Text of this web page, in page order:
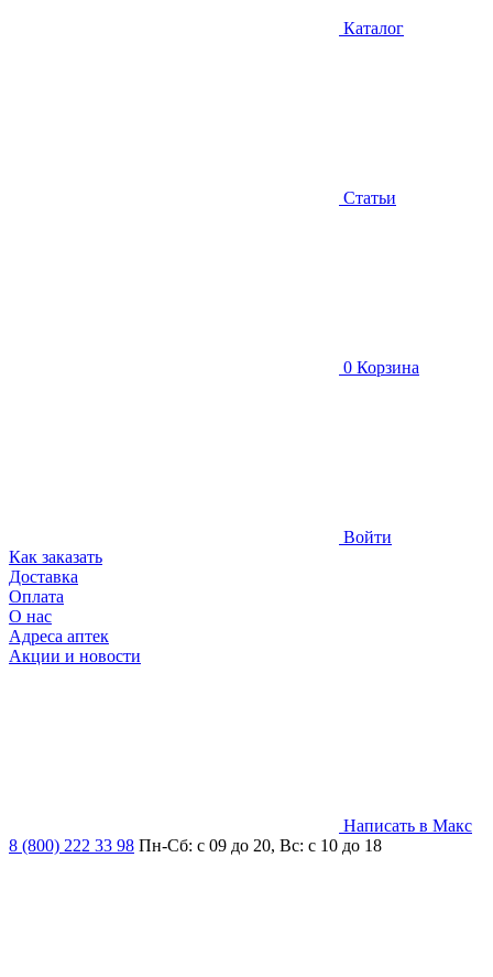
Каталог
Статьи
0 Корзина
Войти
Как заказать
Доставка
Оплата
О нас
Адреса аптек
Акции и новости
Написать в Макс
8 (800) 222 33 98 Пн-Сб: с 09 до 20, Вс: с 10 до 18